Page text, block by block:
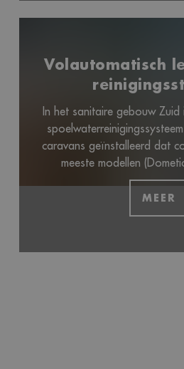
Volautomatisch
In het sanitaire gebouw Zuid
caravans geïnstalleerd dat
meeste modellen
MEER